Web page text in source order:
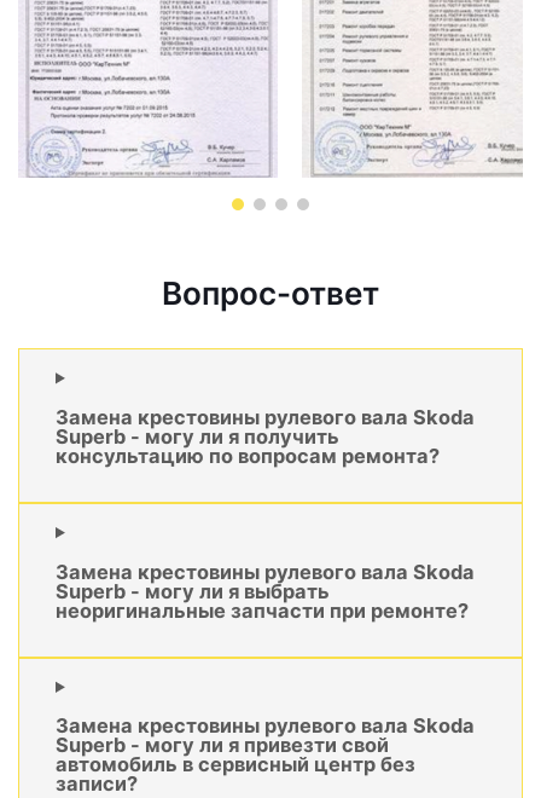
Вопрос-ответ
Замена крестовины рулевого вала Skoda
Superb - могу ли я получить
консультацию по вопросам ремонта?
Замена крестовины рулевого вала Skoda
Superb - могу ли я выбрать
неоригинальные запчасти при ремонте?
Замена крестовины рулевого вала Skoda
Superb - могу ли я привезти свой
автомобиль в сервисный центр без
записи?